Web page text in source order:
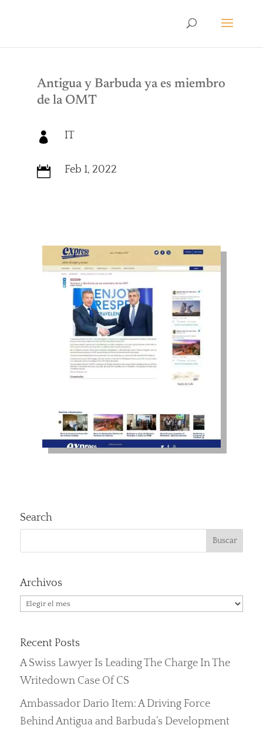
Antigua y Barbuda ya es miembro
de la OMT
 IT
 Feb 1, 2022
Search
Archivos
Archivos
Recent Posts
A Swiss Lawyer Is Leading The Charge In The
Writedown Case Of CS
Ambassador Dario Item: A Driving Force
Behind Antigua and Barbuda’s Development